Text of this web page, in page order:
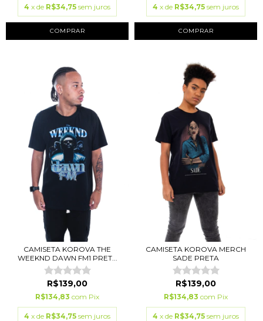
4 x de R$34,75 sem juros
COMPRAR
4 x de R$34,75 sem juros
COMPRAR
CAMISETA KOROVA THE
WEEKND DAWN FM1 PRET...
R$139,00
R$134,83 com Pix
4 x de R$34,75 sem juros
CAMISETA KOROVA MERCH
SADE PRETA
R$139,00
R$134,83 com Pix
4 x de R$34,75 sem juros